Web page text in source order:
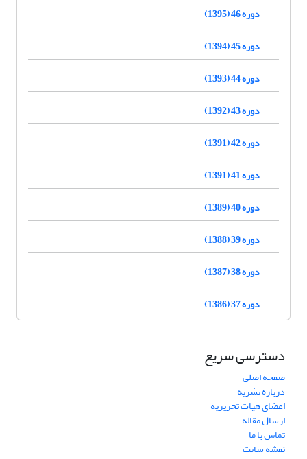
دوره 46 (1395)
دوره 45 (1394)
دوره 44 (1393)
دوره 43 (1392)
دوره 42 (1391)
دوره 41 (1391)
دوره 40 (1389)
دوره 39 (1388)
دوره 38 (1387)
دوره 37 (1386)
دسترسی سریع
صفحه اصلی
درباره نشریه
اعضای هیات تحریریه
ارسال مقاله
تماس با ما
نقشه سایت